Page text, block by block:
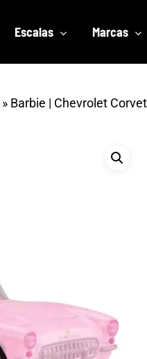
Escalas Marcas
» Barbie | Chevrolet